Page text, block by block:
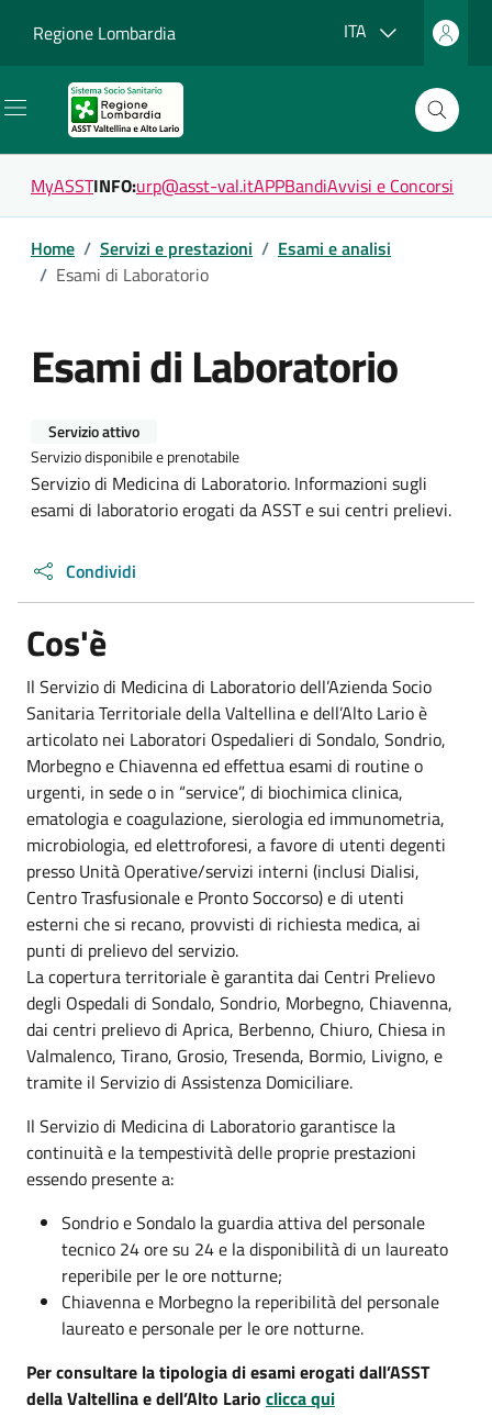
Regione Lombardia Lingua attiva:
ITA
MyASSTINFO:urp@asst-val.itAPPBandiAvvisi e Concorsi
Home / Servizi e prestazioni / Esami e analisi
/ Esami di Laboratorio
Esami di Laboratorio
Servizio di Medicina di Laboratorio. Informazioni sugli
esami di laboratorio erogati da ASST e sui centri prelievi.
Servizio attivo
Servizio disponibile e prenotabile
Condividi
Cos'è
Il Servizio di Medicina di Laboratorio dell’Azienda Socio
Sanitaria Territoriale della Valtellina e dell’Alto Lario è
articolato nei Laboratori Ospedalieri di Sondalo, Sondrio,
Morbegno e Chiavenna ed effettua esami di routine o
urgenti, in sede o in “service”, di biochimica clinica,
ematologia e coagulazione, sierologia ed immunometria,
microbiologia, ed elettroforesi, a favore di utenti degenti
presso Unità Operative/servizi interni (inclusi Dialisi,
Centro Trasfusionale e Pronto Soccorso) e di utenti
esterni che si recano, provvisti di richiesta medica, ai
punti di prelievo del servizio.
La copertura territoriale è garantita dai Centri Prelievo
degli Ospedali di Sondalo, Sondrio, Morbegno, Chiavenna,
dai centri prelievo di Aprica, Berbenno, Chiuro, Chiesa in
Valmalenco, Tirano, Grosio, Tresenda, Bormio, Livigno, e
tramite il Servizio di Assistenza Domiciliare.
Il Servizio di Medicina di Laboratorio garantisce la
continuità e la tempestività delle proprie prestazioni
essendo presente a:
Sondrio e Sondalo la guardia attiva del personale
tecnico 24 ore su 24 e la disponibilità di un laureato
reperibile per le ore notturne;
Chiavenna e Morbegno la reperibilità del personale
laureato e personale per le ore notturne.
Per consultare la tipologia di esami erogati dall’ASST
della Valtellina e dell’Alto Lario clicca qui